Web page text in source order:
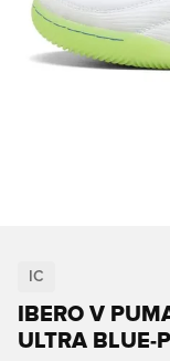
IC
IBERO V
ULTRA BLUE-